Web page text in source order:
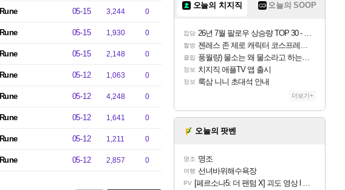
Rune 05-15 3,244 0
Rune 05-15 1,930 0
Rune 05-15 2,148 0
Rune 05-12 1,063 0
Rune 05-12 4,248 0
Rune 05-12 1,641 0
Rune 05-12 1,211 0
Rune 05-12 2,857 0
오늘의 치지직 오늘의 SOOP
잡담 26년 7월 팔로우 상승량 TOP 30 - 월간 치지직
짤방 젠레스 존 제로 캐릭터 코스프레한 꽁주
클립 풍월량) 물소는 왜 물소라고 하는거야? 아! 그만 ㅋㅋ
정보 치지직 애플TV 앱 출시
정보 룩삼 니니 초대석 안내
더보기+
오늘의 팟벤
명조 명조
여행 선녀바위해수욕장
PV [페르소나5: 더 팬텀 X] 괴도 영상 l 타카마키 안·댄싱 스타